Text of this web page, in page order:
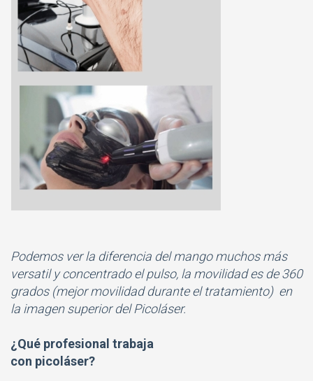
Podemos ver la diferencia del mango muchos más
versatil y concentrado el pulso, la movilidad es de 360
grados (mejor movilidad durante el tratamiento) en
la imagen superior del Picoláser.
¿Qué profesional trabaja
con picoláser?